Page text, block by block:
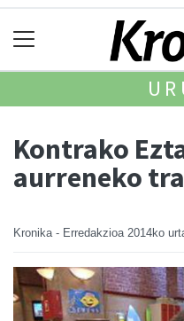
Kontrako
aurreneko
Kronika - Erredakzioa 2014ko